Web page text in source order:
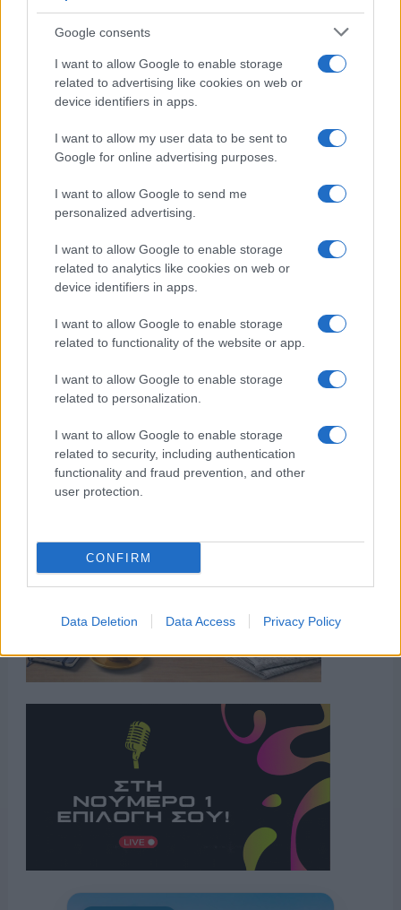
Google consents
I want to allow Google to enable storage
related to advertising like cookies on web or
device identifiers in apps.
I want to allow my user data to be sent to
Google for online advertising purposes.
I want to allow Google to send me
personalized advertising.
I want to allow Google to enable storage
related to analytics like cookies on web or
device identifiers in apps.
I want to allow Google to enable storage
related to functionality of the website or app.
I want to allow Google to enable storage
related to personalization.
I want to allow Google to enable storage
related to security, including authentication
functionality and fraud prevention, and other
user protection.
CONFIRM
Data Deletion Data Access Privacy Policy